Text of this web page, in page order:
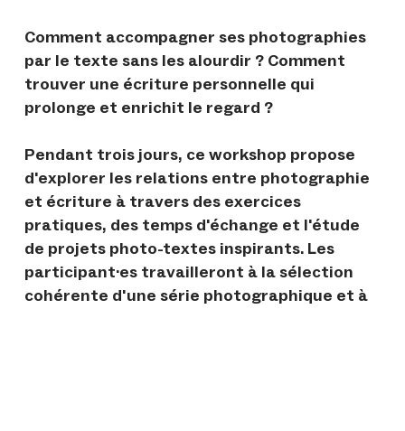
Comment accompagner ses photographies
par le texte sans les alourdir ? Comment
trouver une écriture personnelle qui
prolonge et enrichit le regard ?
Pendant trois jours, ce workshop propose
d'explorer les relations entre photographie
et écriture à travers des exercices
pratiques, des temps d'échange et l'étude
de projets photo-textes inspirants. Les
participant·es travailleront à la sélection
cohérente d'une série photographique et à